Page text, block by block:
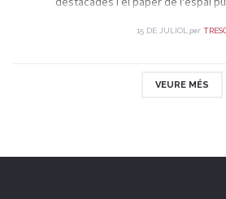
15 DE JULIOL per
VEURE MÉS